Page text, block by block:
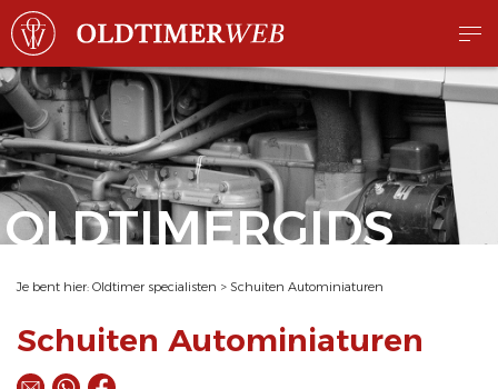
OLDTIMERGIDS
Je bent hier: Oldtimer specialisten > Schuiten Autominiaturen
Schuiten Autominiaturen